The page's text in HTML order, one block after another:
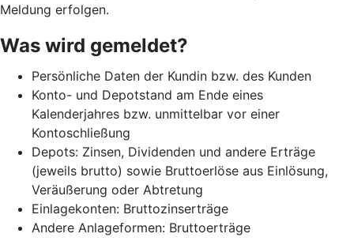
Meldung erfolgen.
Was wird gemeldet?
Persönliche Daten der Kundin bzw. des Kunden
Konto- und Depotstand am Ende eines
Kalenderjahres bzw. unmittelbar vor einer
Kontoschließung
Depots: Zinsen, Dividenden und andere Erträge
(jeweils brutto) sowie Bruttoerlöse aus Einlösung,
Veräußerung oder Abtretung
Einlagekonten: Bruttozinserträge
Andere Anlageformen: Bruttoerträge